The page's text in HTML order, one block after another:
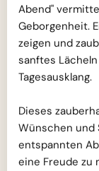
Abend"
Geborgenheit.
zeigen und
sanftes
Tagesausklang.
Dieses
Wünschen und
entspannten
eine Freude zu